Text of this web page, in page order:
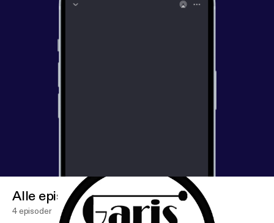
Alle episoder
4 episoder